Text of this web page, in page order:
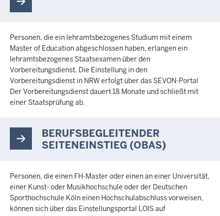
Personen, die ein lehramtsbezogenes Studium mit einem
Master of Education abgeschlossen haben, erlangen ein
lehramtsbezogenes Staatsexamen über den
Vorbereitungsdienst. Die Einstellung in den
Vorbereitungsdienst in NRW erfolgt über das SEVON-Portal
Der Vorbereitungsdienst dauert 18 Monate und schließt mit
einer Staatsprüfung ab.
BERUFSBEGLEITENDER
SEITENEINSTIEG (OBAS)
Personen, die einen FH-Master oder einen an einer Universität,
einer Kunst- oder Musikhochschule oder der Deutschen
Sporthochschule Köln einen Hochschulabschluss vorweisen,
können sich über das Einstellungsportal LOIS auf